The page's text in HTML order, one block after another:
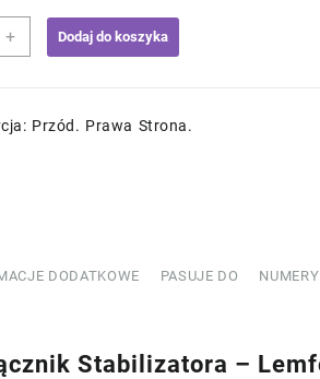
+ Dodaj do koszyka
Przód. Prawa Strona.
DODATKOWE PASUJE DO
Stabilizatora –